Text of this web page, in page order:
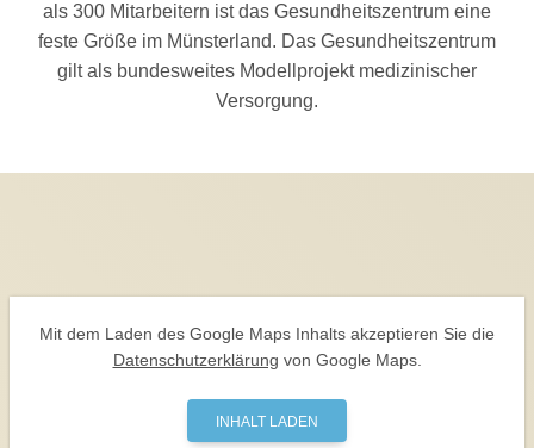
als 300 Mitarbeitern ist das Gesundheitszentrum eine
feste Größe im Münsterland. Das Gesundheitszentrum
gilt als bundesweites Modellprojekt medizinischer
Versorgung.
Mit dem La­den des Google Maps Inhalts ak­zep­tie­ren Sie die
Da­ten­schutz­er­klä­rung von Google Maps.
INHALT LADEN